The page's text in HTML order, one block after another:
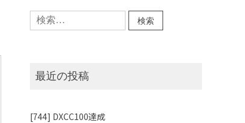
検
索:
最近の投稿
[744] DXCC100達成